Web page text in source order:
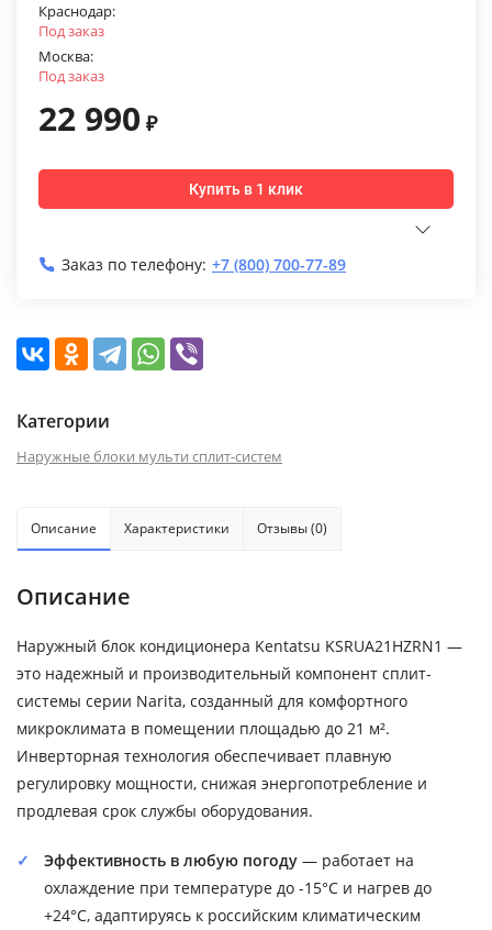
Краснодар:
Под заказ
Москва:
Под заказ
22 990 ₽
Купить в 1 клик
Заказ по телефону: +7 (800) 700-77-89
Категории
Наружные блоки мульти сплит-систем
Описание Характеристики Отзывы (0)
Описание
Наружный блок кондиционера Kentatsu KSRUA21HZRN1 —
это надежный и производительный компонент сплит-
системы серии Narita, созданный для комфортного
микроклимата в помещении площадью до 21 м².
Инверторная технология обеспечивает плавную
регулировку мощности, снижая энергопотребление и
продлевая срок службы оборудования.
Эффективность в любую погоду — работает на
охлаждение при температуре до -15°C и нагрев до
+24°C, адаптируясь к российским климатическим